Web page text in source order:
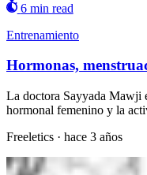
6 min read
Entrenamiento
Hormonas,
La doctora Sayyada Mawji
hormonal femenino y la
Freeletics · hace 3 años